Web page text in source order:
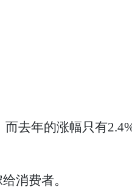
去年的涨幅只有
消费者。